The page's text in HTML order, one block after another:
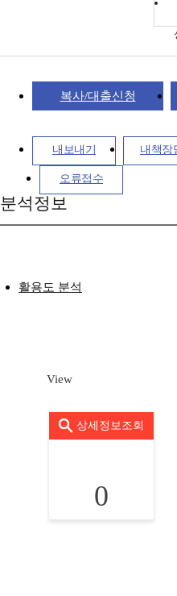
복사/대출신청
내보내기 내책장
오류접수
분석정보
활용도 분석
View
상세정보조회
0